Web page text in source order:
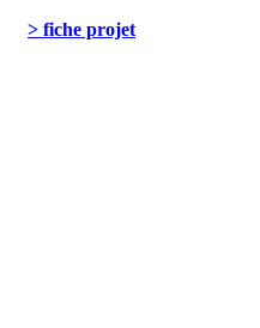
> fiche projet